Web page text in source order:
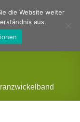
die Website weiter
aus.